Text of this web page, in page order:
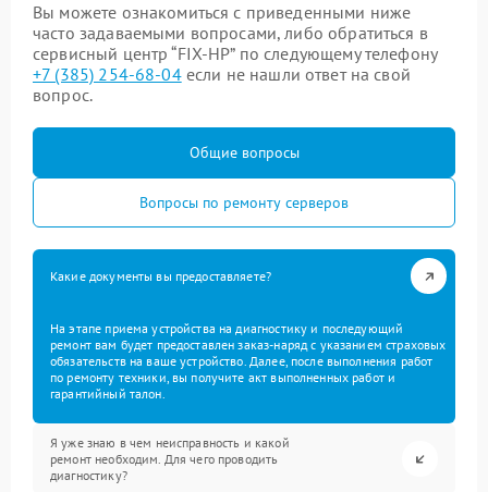
Вы можете ознакомиться с приведенными ниже
часто задаваемыми вопросами, либо обратиться в
сервисный центр “FIX-HP” по следующему телефону
+7 (385) 254-68-04если не нашли ответ на свой
вопрос.
Общие вопросы
Вопросы по ремонту серверов
Какие документы вы предоставляете?
На этапе приема устройства на диагностику и последующий
ремонт вам будет предоставлен заказ-наряд с указанием страховых
обязательств на ваше устройство. Далее, после выполнения работ
по ремонту техники, вы получите акт выполненных работ и
гарантийный талон.
Я уже знаю в чем неисправность и какой
ремонт необходим. Для чего проводить
диагностику?